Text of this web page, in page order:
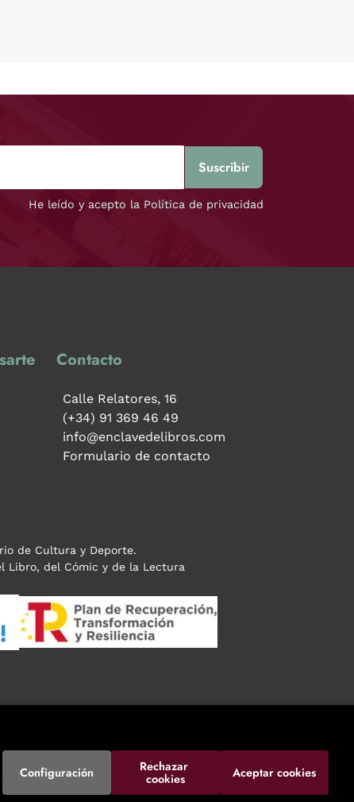
He leído y acepto la Política de privacidad
Contacto
Calle Relatores, 16
(+34) 91 369 46 49
info@enclavedelibros.com
Formulario de contacto
de Cultura y Deporte.
Libro, del Cómic y de la Lectura
Configuración
Rechazar
cookies
Aceptar cookies